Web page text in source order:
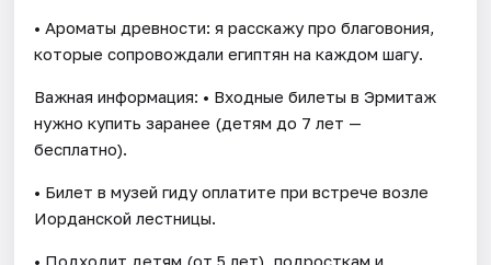
• Ароматы древности: я расскажу про благовония,
которые сопровождали египтян на каждом шагу.
Важная информация: • Входные билеты в Эрмитаж
нужно купить заранее (детям до 7 лет —
бесплатно).
• Билет в музей гиду оплатите при встрече возле
Иорданской лестницы.
• Подходит детям (от 5 лет), подросткам и